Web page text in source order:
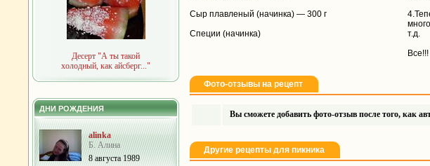
Десерт "А ты такой
холодный, как айсберг..."
ДНИ РОЖДЕНИЯ
alinka
Б. Алина
8 августа 1989
Сыр плавленый (начинка) — 300 г
Специи (начинка)
т.д.
Фото-отзывы на рецепт
Вы сможете добавить фото-отзыв после того, как
Другие рецепты для пикника